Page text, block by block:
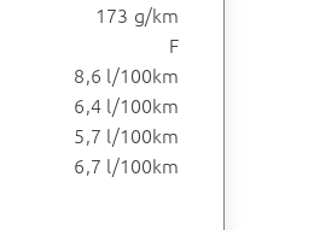
173 g/km
F
8,6 l/100km
6,4 l/100km
5,7 l/100km
6,7 l/100km